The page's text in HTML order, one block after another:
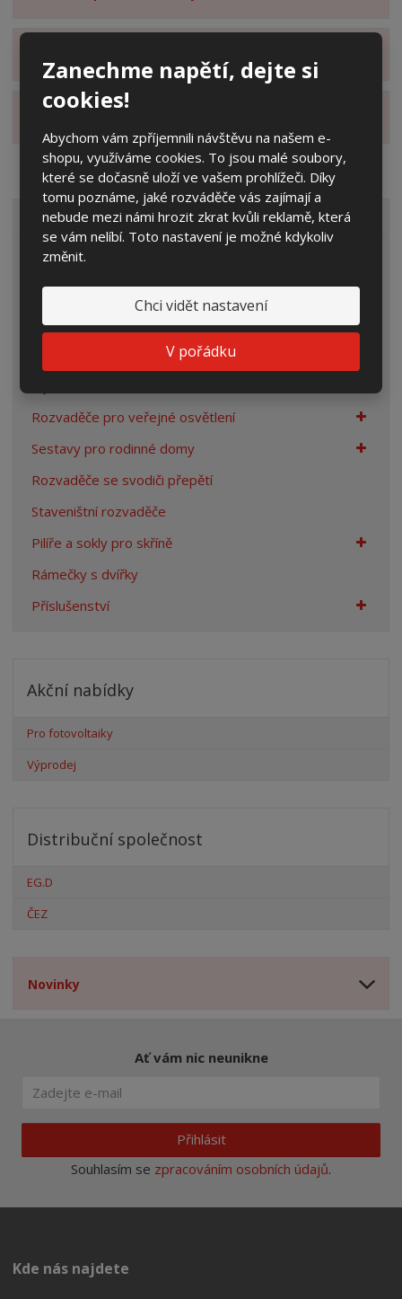
Zanechme napětí, dejte si
cookies!
Abychom vám zpříjemnili návštěvu na našem e-
shopu, využíváme cookies. To jsou malé soubory,
které se dočasně uloží ve vašem prohlížeči. Díky
tomu poznáme, jaké rozváděče vás zajímají a
nebude mezi námi hrozit zkrat kvůli reklamě, která
se vám nelíbí. Toto nastavení je možné kdykoliv
změnit.
Chci vidět nastavení
V pořádku
VŠECHNY KATEGORIE
Elektroměrové rozvaděče
Prázdné skříně
Rozpojovací jistící skříně
Rozvaděče pro veřejné osvětlení
Sestavy pro rodinné domy
Rozvaděče se svodiči přepětí
Staveništní rozvaděče
Pilíře a sokly pro skříně
Rámečky s dvířky
Příslušenství
Akční nabídky
Pro fotovoltaiky
Výprodej
Distribuční společnost
EG.D
ČEZ
Novinky
Ať vám nic neunikne
Přihlásit
Souhlasím se zpracováním osobních údajů.
Kde nás najdete